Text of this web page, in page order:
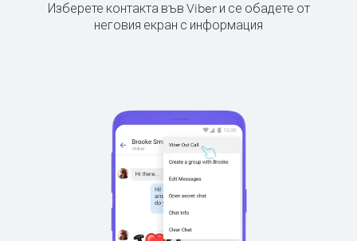
Изберете контакта във Viber и се обадете от
неговия екран с информация